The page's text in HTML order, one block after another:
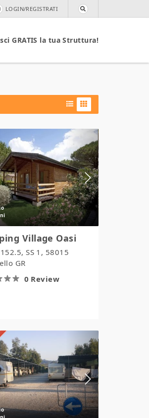
LOGIN/REGISTRATI
GRATIS la tua Struttura!
Camping
Village
Oasi
Village Oasi
SS 1, 58015
GR
0 Review
Camping
Blumare
Village